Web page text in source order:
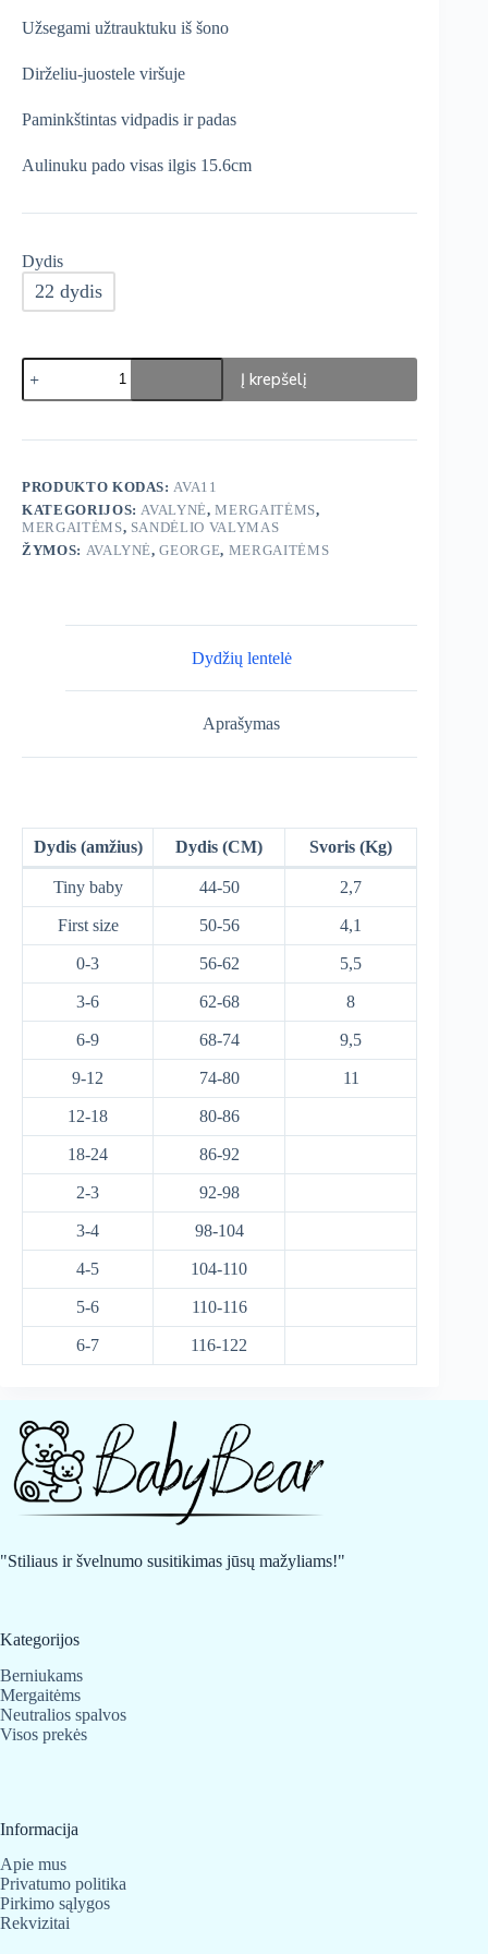
€18,99.
€9,99.
Užsegami užtrauktuku iš šono
Dirželiu-juostele viršuje
Paminkštintas vidpadis ir padas
Aulinuku pado visas ilgis 15.6cm
Dydis
22 dydis
produkto
kiekis:
George
Į krepšelį
PRODUKTO KODAS: AVA11
KATEGORIJOS: AVALYNĖ,MERGAITĖMS,
MERGAITĖMS, SANDĖLIO VALYMAS
ŽYMOS: AVALYNĖ,GEORGE, MERGAITĖMS
Dydžių lentelė
Aprašymas
Dydis (amžius) Dydis (CM) Svoris (Kg)
Tiny baby 44-50 2,7
First size 50-56 4,1
0-3 56-62 5,5
3-6 62-68 8
6-9 68-74 9,5
9-12 74-80 11
12-18 80-86
18-24 86-92
2-3 92-98
3-4 98-104
4-5 104-110
5-6 110-116
6-7 116-122
"Stiliaus ir švelnumo susitikimas jūsų mažyliams!"
Kategorijos
Berniukams
Mergaitėms
Neutralios spalvos
Visos prekės
Informacija
Apie mus
Privatumo politika
Pirkimo sąlygos
Rekvizitai